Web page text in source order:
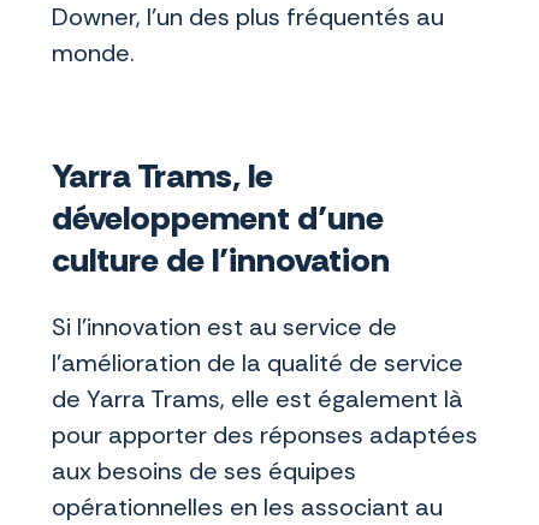
Downer, l’un des plus fréquentés au
monde.
Yarra Trams, le
développement d’une
culture de l’innovation
Si l’innovation est au service de
l’amélioration de la qualité de service
de Yarra Trams, elle est également là
pour apporter des réponses adaptées
aux besoins de ses équipes
opérationnelles en les associant au